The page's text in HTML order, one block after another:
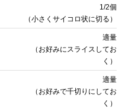
1/2個
（小さくサイコロ状に切る）
適量
（お好みにスライスしてお
く）
適量
（お好みで千切りにしてお
く）